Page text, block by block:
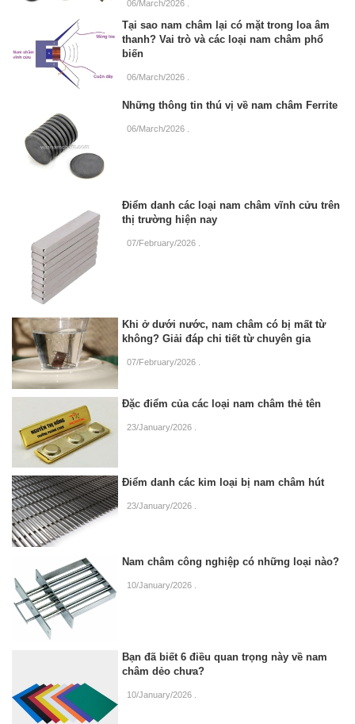
06/March/2026
Tại sao nam châm lại có mặt trong loa âm
thanh? Vai trò và các loại nam châm phổ
biến
06/March/2026
Những thông tin thú vị về nam châm Ferrite
06/March/2026
Điểm danh các loại nam châm vĩnh cửu trên
thị trường hiện nay
07/February/2026
Khi ở dưới nước, nam châm có bị mất từ
không? Giải đáp chi tiết từ chuyên gia
07/February/2026
Đặc điểm của các loại nam châm thẻ tên
23/January/2026
Điểm danh các kim loại bị nam châm hút
23/January/2026
Nam châm công nghiệp có những loại nào?
10/January/2026
Bạn đã biết 6 điều quan trọng này về nam
châm dẻo chưa?
10/January/2026